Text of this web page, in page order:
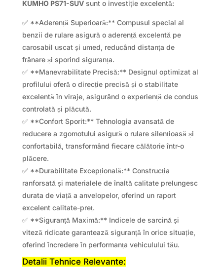
KUMHO PS71-SUVsunt o investiție excelentă:
✅ **Aderență Superioară:** Compusul special al
benzii de rulare asigură o aderență excelentă pe
carosabil uscat și umed, reducând distanța de
frânare și sporind siguranța.
✅ **Manevrabilitate Precisă:** Designul optimizat al
profilului oferă o direcție precisă și o stabilitate
excelentă în viraje, asigurând o experiență de condus
controlată și plăcută.
✅ **Confort Sporit:** Tehnologia avansată de
reducere a zgomotului asigură o rulare silențioasă și
confortabilă, transformând fiecare călătorie într-o
plăcere.
✅ **Durabilitate Excepțională:** Construcția
ranforsată și materialele de înaltă calitate prelungesc
durata de viață a anvelopelor, oferind un raport
excelent calitate-preț.
✅ **Siguranță Maximă:** Indicele de sarcină și
viteză ridicate garantează siguranță în orice situație,
oferind încredere în performanța vehiculului tău.
Detalii Tehnice Relevante: